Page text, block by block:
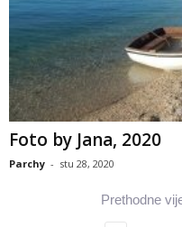
Foto by Jana, 2020
Parchy - stu 28, 2020
Prethodne